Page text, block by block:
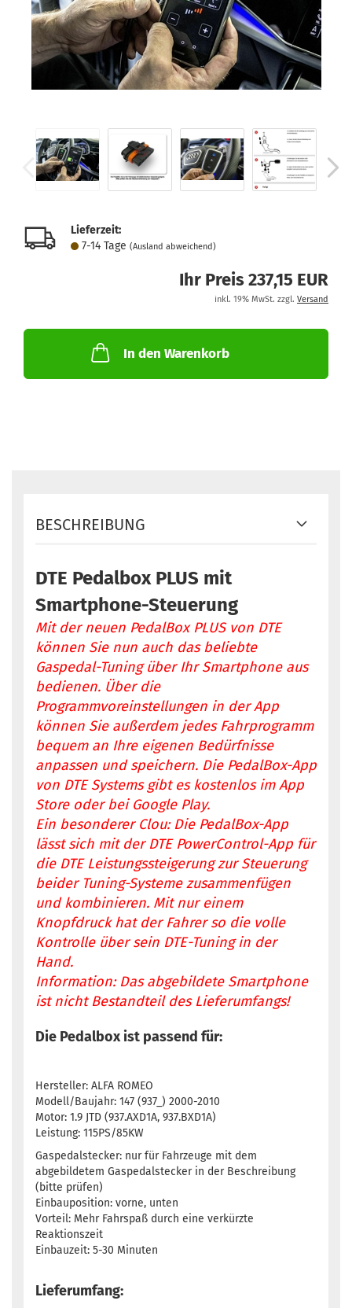
Lieferzeit:
7-14 Tage (Ausland abweichend)
Ihr Preis 237,15 EUR
inkl. 19% MwSt. zzgl. Versand
In den Warenkorb
BESCHREIBUNG
DTE Pedalbox PLUS mit
Smartphone-Steuerung
Mit der neuen PedalBox PLUS von DTE
können Sie nun auch das beliebte
Gaspedal-Tuning über Ihr Smartphone aus
bedienen. Über die
Programmvoreinstellungen in der App
können Sie außerdem jedes Fahrprogramm
bequem an Ihre eigenen Bedürfnisse
anpassen und speichern. Die PedalBox-App
von DTE Systems gibt es kostenlos im App
Store oder bei Google Play.
Ein besonderer Clou: Die PedalBox-App
lässt sich mit der DTE PowerControl-App für
die DTE Leistungssteigerung zur Steuerung
beider Tuning-Systeme zusammenfügen
und kombinieren. Mit nur einem
Knopfdruck hat der Fahrer so die volle
Kontrolle über sein DTE-Tuning in der
Hand.
Information: Das abgebildete Smartphone
ist nicht Bestandteil des Lieferumfangs!
Die Pedalbox ist passend für:
Hersteller: ALFA ROMEO
Modell/Baujahr: 147 (937_) 2000-2010
Motor: 1.9 JTD (937.AXD1A, 937.BXD1A)
Leistung: 115PS/85KW
Gaspedalstecker: nur für Fahrzeuge mit dem
abgebildetem Gaspedalstecker in der Beschreibung
(bitte prüfen)
Einbauposition: vorne, unten
Vorteil: Mehr Fahrspaß durch eine verkürzte
Reaktionszeit
Einbauzeit: 5-30 Minuten
Lieferumfang: